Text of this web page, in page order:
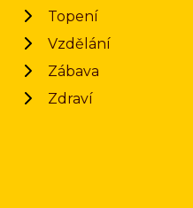
Topení
Vzdělání
Zábava
Zdraví